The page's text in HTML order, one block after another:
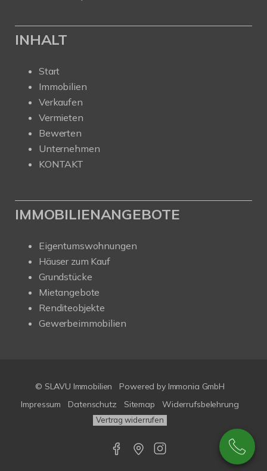
INHALT
Start
Immobilien
Verkaufen
Vermieten
Bewerten
Unternehmen
KONTAKT
IMMOBILIENANGEBOTE
Eigentumswohnungen
Häuser zum Kauf
Grundstücke
Mietangebote
Renditeobjekte
Gewerbeimmobilien
© SLAVU Immobilien
Powered by Immonia GmbH
Impressum
Datenschutz Sitemap Widerrufsbelehrung
Vertrag widerrufen